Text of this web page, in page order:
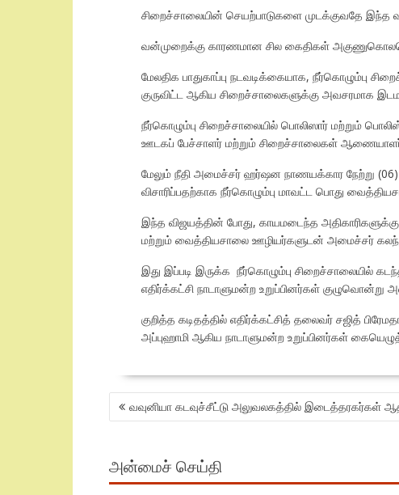
சிறைச்சாலையின் செயற்பாடுகளை முடக்குவதே இந்த
வன்முறைக்கு காரணமான சில கைதிகள்
மேலதிக பாதுகாப்பு நடவடிக்கையாக, நீர்கொழும்பு
குருவிட்ட ஆகிய சிறைச்சாலைகளுக்கு அவசரமாக
நீர்கொழும்பு சிறைச்சாலையில் பொலிஸார் மற்றும்
ஊடகப் பேச்சாளர் மற்றும் சிறைச்சாலைகள் ஆணையாளர்
மேலும் நீதி அமைச்சர் ஹர்ஷன நாணயக்கார நேற்று (06)
விசாரிப்பதற்காக நீர்கொழும்பு மாவட்ட பொது
இந்த விஜயத்தின் போது, காயமடைந்த
மற்றும் வைத்தியசாலை ஊழியர்களுடன் அமைச்சர்
இது இப்படி இருக்க நீர்கொழும்பு சிறைச்சாலையில்
எதிர்க்கட்சி நாடாளுமன்ற உறுப்பினர்கள்
குறித்த கடிதத்தில் எதிர்க்கட்சித் தலைவர் சஜித்
அப்புஹாமி ஆகிய நாடாளுமன்ற உறுப்பினர்கள்
POST
NAVIGATION
வவுனியா கடவுச்சீட்டு அலுவலகத்தில் இடைத்தரகர்கள்
அன்மைச் செய்தி